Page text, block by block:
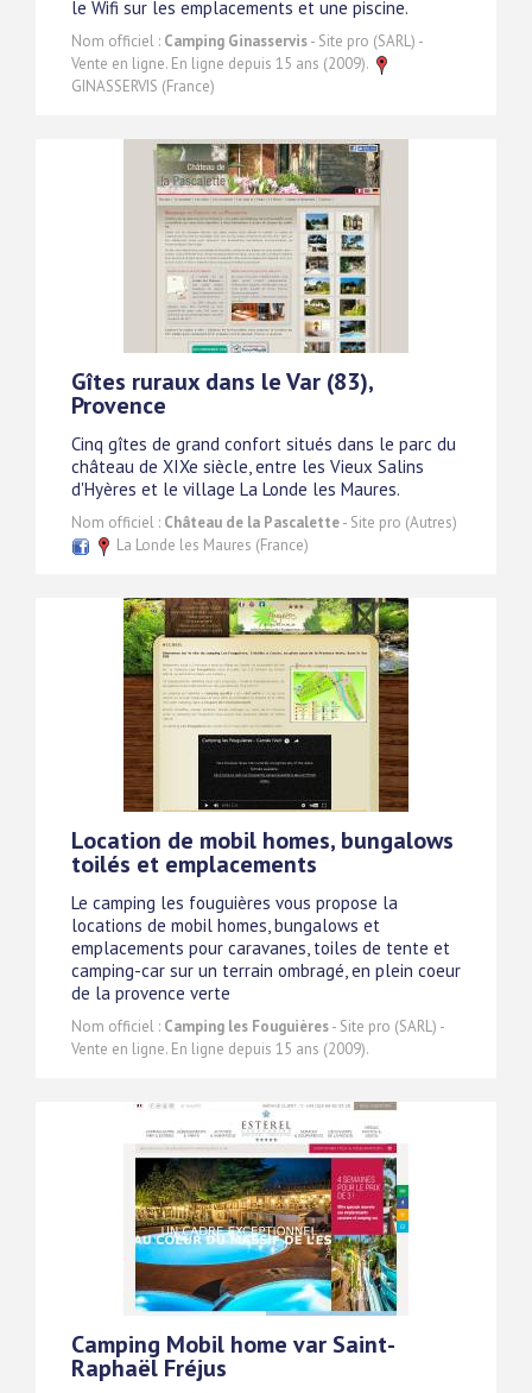
le Wifi sur les emplacements et une piscine.
Nom officiel : Camping Ginasservis- Site pro (SARL) -
Vente en ligne. En ligne depuis 15 ans (2009).
GINASSERVIS (France)
Gîtes ruraux dans le Var (83),
Provence
Cinq gîtes de grand confort situés dans le parc du
château de XIXe siècle, entre les Vieux Salins
d'Hyères et le village La Londe les Maures.
Nom officiel : Château de la Pascalette- Site pro (Autres)
La Londe les Maures (France)
Location de mobil homes, bungalows
toilés et emplacements
Le camping les fouguières vous propose la
locations de mobil homes, bungalows et
emplacements pour caravanes, toiles de tente et
camping-car sur un terrain ombragé, en plein coeur
de la provence verte
Nom officiel : Camping les Fouguières- Site pro (SARL) -
Vente en ligne. En ligne depuis 15 ans (2009).
Camping Mobil home var Saint-
Raphaël Fréjus